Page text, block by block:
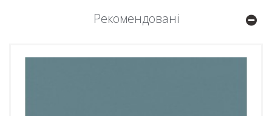
Рекомендовані